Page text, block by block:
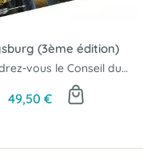
(3ème édition)
Rejoindrez-vous le Conseil du Roi ?
49,50 €